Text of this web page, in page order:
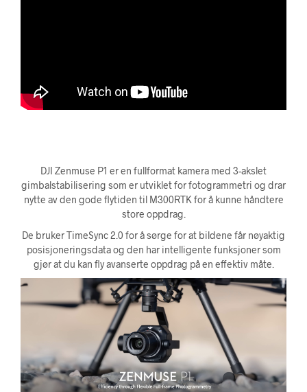
DJI Zenmuse P1 er en fullformat kamera med 3-akslet
gimbalstabilisering som er utviklet for fotogrammetri og drar
nytte av den gode flytiden til M300RTK for å kunne håndtere
store oppdrag.
De bruker TimeSync 2.0 for å sørge for at bildene får nøyaktig
posisjoneringsdata og den har intelligente funksjoner som
gjør at du kan fly avanserte oppdrag på en effektiv måte.